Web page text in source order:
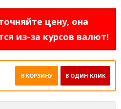
цену, она
из-за курсов валют!
В ОДИН КЛИК
В КОРЗИНУ